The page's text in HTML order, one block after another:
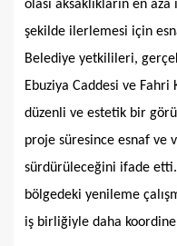
olası aksaklıkların en
şekilde ilerlemesi için
Belediye yetkilileri,
Ebuziya Caddesi ve
düzenli ve estetik bir
proje süresince esnaf ve
sürdürüleceğini ifade
bölgedeki yenileme
iş birliğiyle daha